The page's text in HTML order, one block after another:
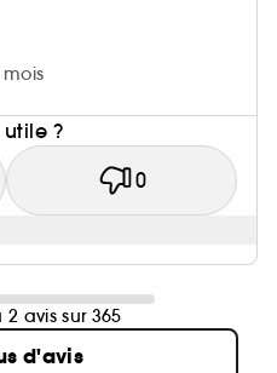
?
0
2 avis sur 365
d'avis